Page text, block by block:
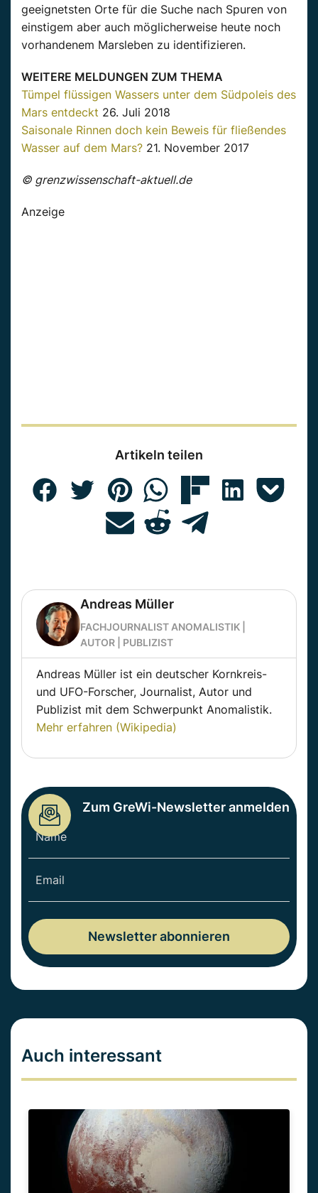
geeignetsten Orte für die Suche nach Spuren von
einstigem aber auch möglicherweise heute noch
vorhandenem Marsleben zu identifizieren.
WEITERE MELDUNGEN ZUM THEMA
Tümpel flüssigen Wassers unter dem Südpoleis des
Mars entdeckt 26. Juli 2018
Saisonale Rinnen doch kein Beweis für fließendes
Wasser auf dem Mars? 21. November 2017
© grenzwissenschaft-aktuell.de
Anzeige
Artikeln teilen
Andreas Müller
FACHJOURNALIST ANOMALISTIK |
AUTOR | PUBLIZIST
Andreas Müller ist ein deutscher Kornkreis-
und UFO-Forscher, Journalist, Autor und
Publizist mit dem Schwerpunkt Anomalistik.
Mehr erfahren (Wikipedia)
Zum GreWi-Newsletter anmelden
Auch interessant